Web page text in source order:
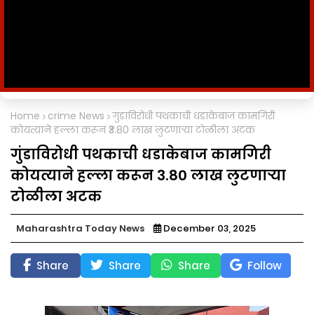
Home crime News गुंडाविरोधी पथकाची धडाकेबाज कामगिरी
कोयत्याने हल्ला करून ₹3.80 लाख लुटणाऱ्या टोळीला अटक
गुंडाविरोधी पथकाची धडाकेबाज कामगिरी
कोयत्याने हल्ला करून ₹3.80 लाख लुटणाऱ्या
टोळीला अटक
Maharashtra Today News December 03, 2025
Share Share Share Follow